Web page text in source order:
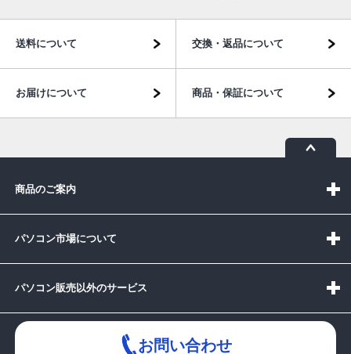
送料について 交換・返品について
お届けについて 商品・保証について
商品のご案内
パソコン市場について
パソコン販売以外のサービス
お問い合わせ